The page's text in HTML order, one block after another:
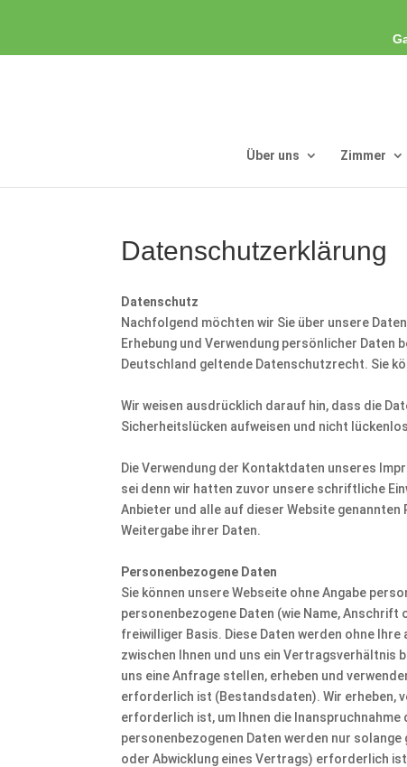
Über uns Zimmer
Datenschutzerklärung
Datenschutz
Nachfolgend möchten wir Sie über unsere
Erhebung und Verwendung persönlicher Daten
Deutschland geltende Datenschutzrecht. Sie
Wir weisen ausdrücklich darauf hin, dass die
Sicherheitslücken aufweisen und nicht
Die Verwendung der Kontaktdaten unseres
sei denn wir hatten zuvor unsere schriftliche
Anbieter und alle auf dieser Website
Weitergabe ihrer Daten.
Personenbezogene Daten
Sie können unsere Webseite ohne Angabe
personenbezogene Daten (wie Name,
freiwilliger Basis. Diese Daten werden ohne
zwischen Ihnen und uns ein
uns eine Anfrage stellen, erheben und
erforderlich ist (Bestandsdaten). Wir erheben,
erforderlich ist, um Ihnen die
personenbezogenen Daten werden nur
oder Abwicklung eines Vertrags) erforderlich